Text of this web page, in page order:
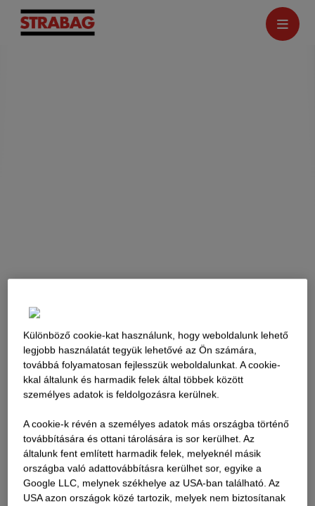
Különböző cookie-kat használunk, hogy weboldalunk lehető
legjobb használatát tegyük lehetővé az Ön számára,
továbbá folyamatosan fejlesszük weboldalunkat. A cookie-
kkal általunk és harmadik felek által többek között
személyes adatok is feldolgozásra kerülnek.
A cookie-k révén a személyes adatok más országba történő
továbbítására és ottani tárolására is sor kerülhet. Az
általunk fent említett harmadik felek, melyeknél másik
országba való adattovábbításra kerülhet sor, egyike a
Google LLC, melynek székhelye az USA-ban található. Az
USA azon országok közé tartozik, melyek nem biztosítanak